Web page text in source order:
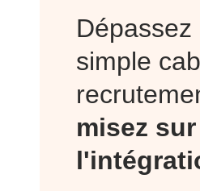
Dépassez
simple
misez sur